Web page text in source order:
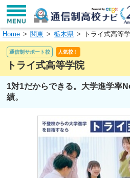
学校名で探す
エリアから探す
Home 関東 栃木県 トライ式高等
通信制サポート校 人気校！
トライ式高等学院
1対1だからできる。大学進学率
績。